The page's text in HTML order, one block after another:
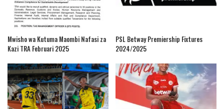
Mwisho wa Kutuma Maombi Nafasi za
Kazi TRA Februari 2025
PSL Betway Premiership Fixtures
2024/2025